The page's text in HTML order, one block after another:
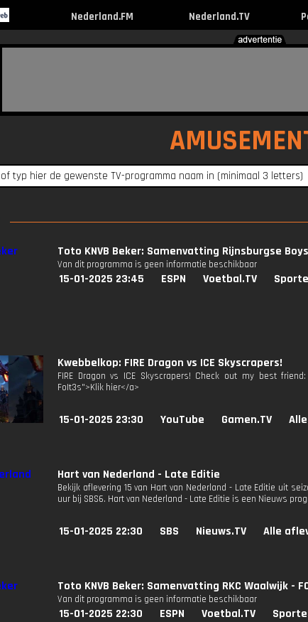
Nederland.FM Nederland.TV
Toto KNVB Beker: Samenvatting Rijnsburgse
Van dit programma is geen informatie beschikbaar
15-01-2025 23:45 ESPN Voetbal.TV
Kwebbelkop: FIRE Dragon vs ICE Skyscrapers!
FIRE Dragon vs ICE Skyscrapers! Check out my best
FoIt3s">Klik hier</a>
15-01-2025 23:30 YouTube Gamen.TV
Hart van Nederland - Late Editie
Bekijk aflevering 15 van Hart van Nederland - Late Editie uit
uur bij SBS6. Hart van Nederland - Late Editie is een Nieuws
15-01-2025 22:30 SBS Nieuws.TV Alle
Toto KNVB Beker: Samenvatting RKC Waalwijk -
Van dit programma is geen informatie beschikbaar
15-01-2025 22:30 ESPN Voetbal.TV